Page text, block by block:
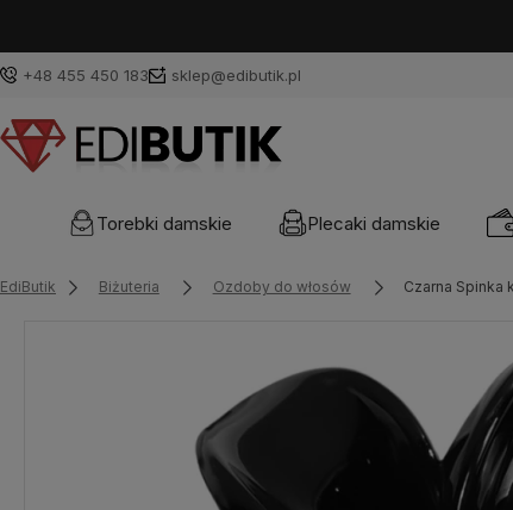
+48 455 450 183 sklep@edibutik.pl
Torebki damskie Plecaki damskie
EdiButik Biżuteria Ozdoby do włosów Czarna Spinka